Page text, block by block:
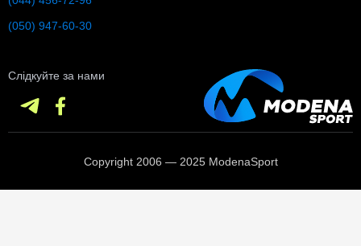
(050) 947-60-30
Слідкуйте за нами
Copyright 2006 — 2025 ModenaSport